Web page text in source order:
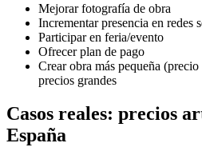
Mejorar fotografía de obra
Incrementar presencia en redes
Participar en feria/evento
Ofrecer plan de pago
Crear obra más pequeña
precios grandes
Casos reales: precios
España